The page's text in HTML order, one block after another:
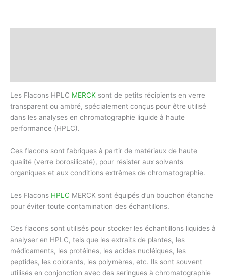
Les Flacons HPLC MERCK sont de petits récipients en verre
transparent ou ambré, spécialement conçus pour être utilisé
dans les analyses en chromatographie liquide à haute
performance (HPLC).
Ces flacons sont fabriques à partir de matériaux de haute
qualité (verre borosilicaté), pour résister aux solvants
organiques et aux conditions extrêmes de chromatographie.
Les Flacons HPLC MERCK sont équipés d’un bouchon étanche
pour éviter toute contamination des échantillons.
Ces flacons sont utilisés pour stocker les échantillons liquides à
analyser en HPLC, tels que les extraits de plantes, les
médicaments, les protéines, les acides nucléiques, les
peptides, les colorants, les polymères, etc. Ils sont souvent
utilisés en conjonction avec des seringues à chromatographie